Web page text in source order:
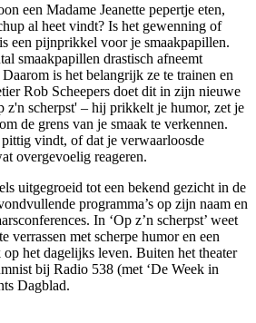
een Madame Jeanette pepertje eten,
al heet vindt? Is het gewenning of
een pijnprikkel voor je smaakpapillen.
smaakpapillen drastisch afneemt
is het belangrijk ze te trainen en
Rob Scheepers doet dit in zijn nieuwe
z'n scherpst' – hij prikkelt je humor, zet je
de grens van je smaak te verkennen.
vindt, of dat je verwaarloosde
overgevoelig reageren.
uitgegroeid tot een bekend gezicht in de
programma’s op zijn naam en
In ‘Op z’n scherpst’ weet
verrassen met scherpe humor en een
het dagelijks leven. Buiten het theater
bij Radio 538 (met ‘De Week in
Dagblad.